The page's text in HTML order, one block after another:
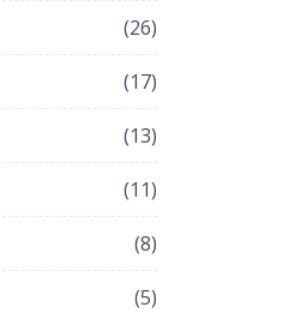
(26)
(17)
(13)
(11)
(8)
(5)